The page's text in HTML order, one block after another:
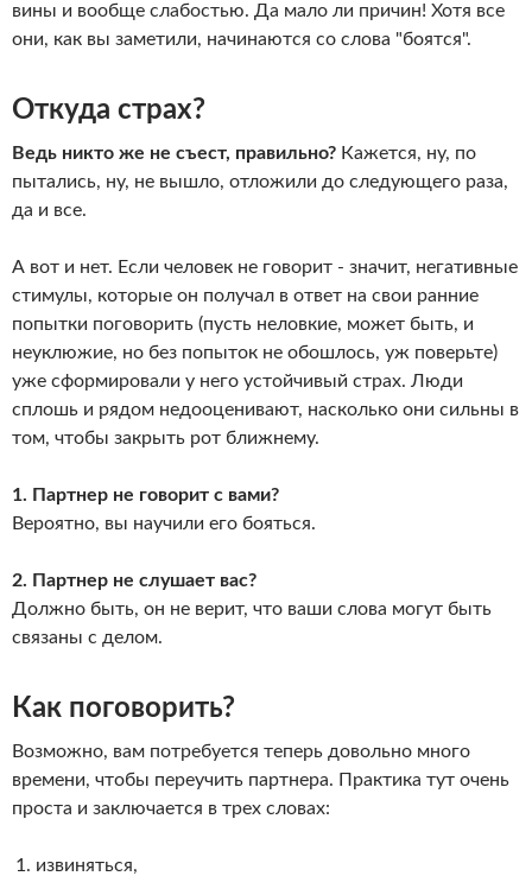
вины и вообще слабостью. Да мало ли причин! Хотя все
они, как вы заметили, начинаются со слова "боятся".
Откуда страх?
Ведь никто же не съест, правильно? Кажется, ну, по
пытались, ну, не вышло, отложили до следующего раза,
да и все.
А вот и нет. Если человек не говорит - значит, негативные
стимулы, которые он получал в ответ на свои ранние
попытки поговорить (пусть неловкие, может быть, и
неуклюжие, но без попыток не обошлось, уж поверьте)
уже сформировали у него устойчивый страх. Люди
сплошь и рядом недооценивают, насколько они сильны в
том, чтобы закрыть рот ближнему.
1. Партнер не говорит с вами?
Вероятно, вы научили его бояться.
2. Партнер не слушает вас?
Должно быть, он не верит, что ваши слова могут быть
связаны с делом.
Как поговорить?
Возможно, вам потребуется теперь довольно много
времени, чтобы переучить партнера. Практика тут очень
проста и заключается в трех словах:
извиняться,